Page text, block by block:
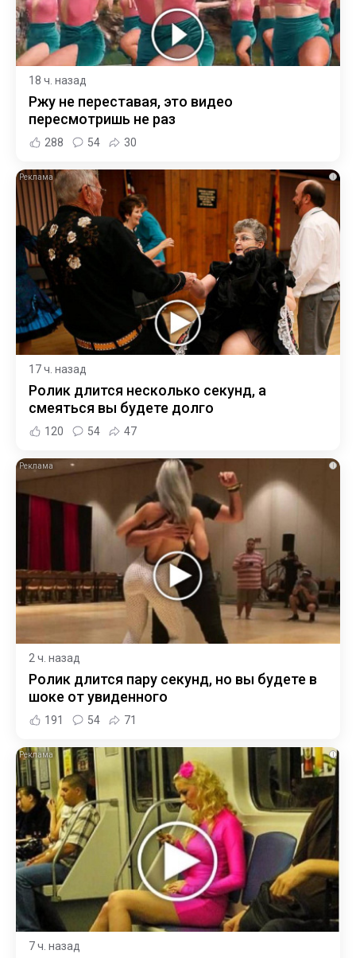
18 ч. назад
Ржу не переставая, это видео
пересмотришь не раз
288 54 30
i
17 ч. назад
Ролик длится несколько секунд, а
смеяться вы будете долго
120 54 47
i
2 ч. назад
Ролик длится пару секунд, но вы будете в
шоке от увиденного
191 54 71
i
7 ч. назад